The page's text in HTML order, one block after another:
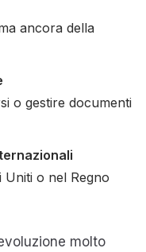
ancora della
o gestire documenti
Uniti o nel Regno
molto